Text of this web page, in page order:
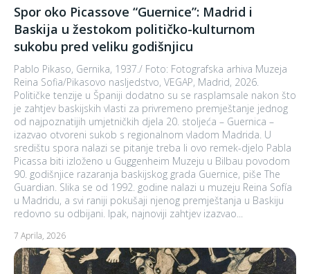
Spor oko Picassove “Guernice”: Madrid i
Baskija u žestokom političko-kulturnom
sukobu pred veliku godišnjicu
Pablo Pikaso, Gernika, 1937./ Foto: Fotografska arhiva Muzeja
Reina Sofia/Pikasovo nasljedstvo, VEGAP, Madrid, 2026.
Političke tenzije u Španiji dodatno su se rasplamsale nakon što
je zahtjev baskijskih vlasti za privremeno premještanje jednog
od najpoznatijih umjetničkih djela 20. stoljeća – Guernica –
izazvao otvoreni sukob s regionalnom vladom Madrida. U
središtu spora nalazi se pitanje treba li ovo remek-djelo Pabla
Picassa biti izloženo u Guggenheim Muzeju u Bilbau povodom
90. godišnjice razaranja baskijskog grada Guernice, piše The
Guardian. Slika se od 1992. godine nalazi u muzeju Reina Sofía
u Madridu, a svi raniji pokušaji njenog premještanja u Baskiju
redovno su odbijani. Ipak, najnoviji zahtjev izazvao...
7 Aprila, 2026